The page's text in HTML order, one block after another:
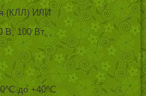
(КЛЛ) ИЛИ
В; 100 Вт, ,
до +40^C